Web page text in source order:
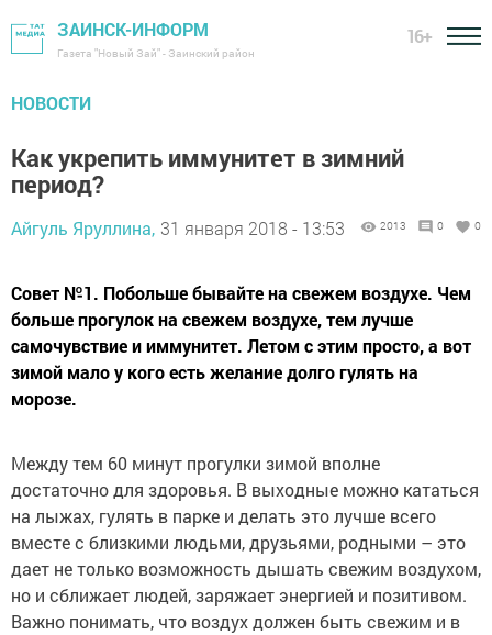
ЗАИНСК-ИНФОРМ
Газета "Новый Зай" - Заинский район
16+
НОВОСТИ
Как укрепить иммунитет в зимний
период?
Айгуль Яруллина, 31 января 2018 - 13:53 2013 0 0
Совет №1. Побольше бывайте на свежем воздухе. Чем
больше прогулок на свежем воздухе, тем лучше
самочувствие и иммунитет. Летом с этим просто, а вот
зимой мало у кого есть желание долго гулять на
морозе.
Между тем 60 минут прогулки зимой вполне
достаточно для здоровья. В выходные можно кататься
на лыжах, гулять в парке и делать это лучше всего
вместе с близкими людьми, друзьями, родными – это
дает не только возможность дышать свежим воздухом,
но и сближает людей, заряжает энергией и позитивом.
Важно понимать, что воздух должен быть свежим и в